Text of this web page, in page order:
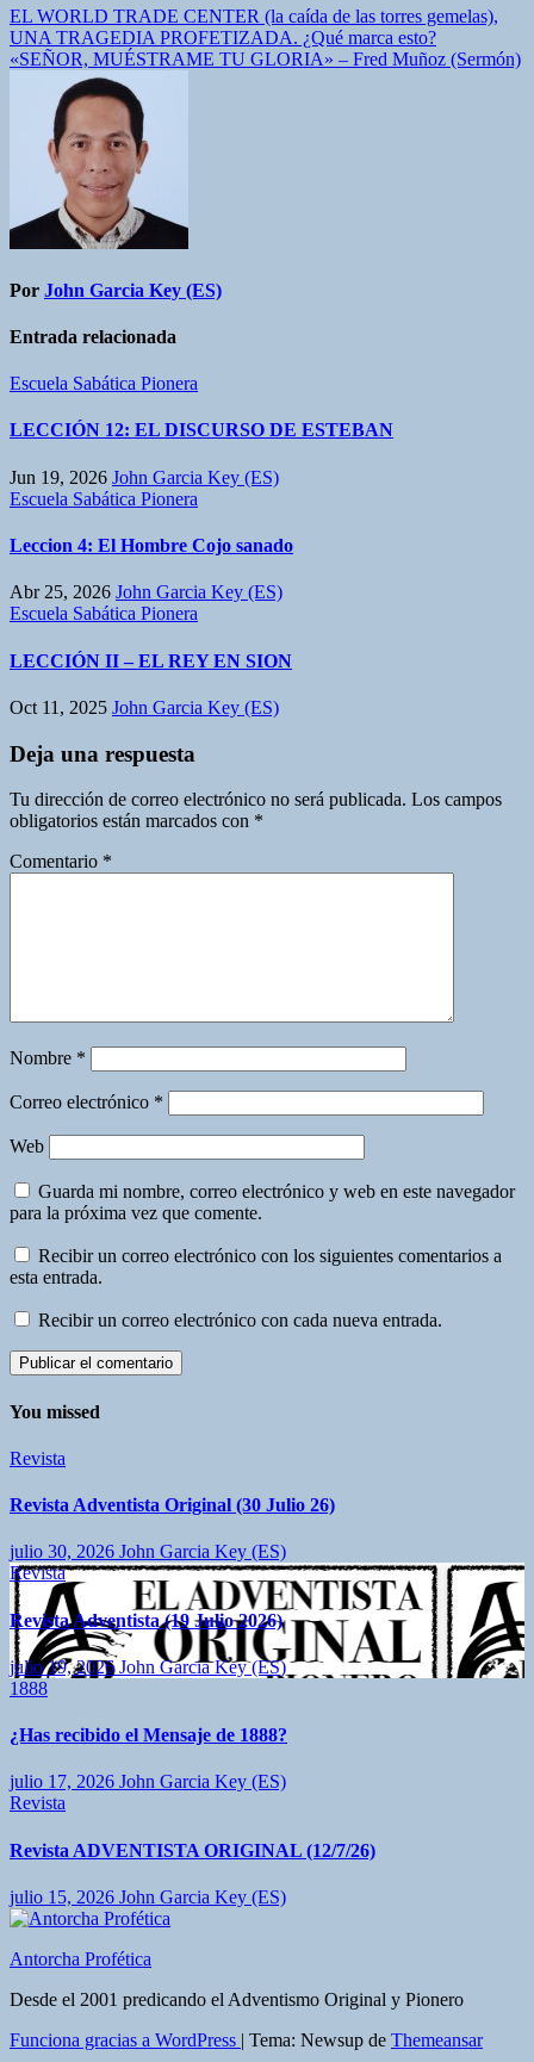
Navegación
de
entradas
EL WORLD TRADE CENTER (la caída de las torres gemelas),
UNA TRAGEDIA PROFETIZADA. ¿Qué marca esto?
«SEÑOR, MUÉSTRAME TU GLORIA» – Fred Muñoz (Sermón)
Por John Garcia Key (ES)
Entrada relacionada
Escuela Sabática Pionera
LECCIÓN 12: EL DISCURSO DE ESTEBAN
Jun 19, 2026 John Garcia Key (ES)
Escuela Sabática Pionera
Leccion 4: El Hombre Cojo sanado
Abr 25, 2026 John Garcia Key (ES)
Escuela Sabática Pionera
LECCIÓN II – EL REY EN SION
Oct 11, 2025 John Garcia Key (ES)
Deja una respuesta
Tu dirección de correo electrónico no será publicada. Los campos
obligatorios están marcados con *
Comentario *
Nombre *
Correo electrónico *
Web
Guarda mi nombre, correo electrónico y web en este navegador
para la próxima vez que comente.
Recibir un correo electrónico con los siguientes comentarios a
esta entrada.
Recibir un correo electrónico con cada nueva entrada.
You missed
Revista
Revista Adventista Original (30 Julio 26)
julio 30, 2026 John Garcia Key (ES)
Revista
Revista Adventista (19 Julio 2026)
julio 19, 2026John Garcia Key (ES)
1888
¿Has recibido el Mensaje de 1888?
julio 17, 2026 John Garcia Key (ES)
Revista
Revista ADVENTISTA ORIGINAL (12/7/26)
julio 15, 2026 John Garcia Key (ES)
Antorcha Profética
Desde el 2001 predicando el Adventismo Original y Pionero
Funciona gracias a WordPress | Tema: Newsup de Themeansar